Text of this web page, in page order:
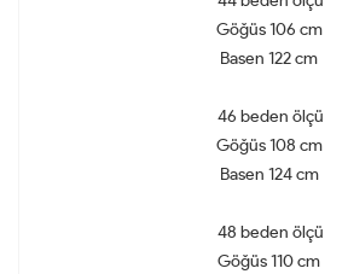
Göğüs 106 cm
Basen 122 cm
46 beden ölçü
Göğüs 108 cm
Basen 124 cm
48 beden ölçü
Göğüs 110 cm